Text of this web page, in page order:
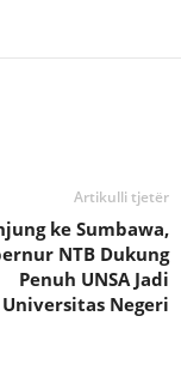
Artikulli tjetër
ke Sumbawa,
NTB Dukung
Penuh UNSA Jadi
Universitas Negeri